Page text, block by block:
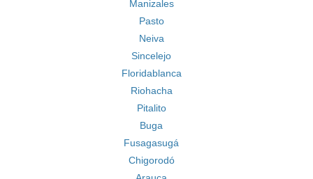
Manizales
Pasto
Neiva
Sincelejo
Floridablanca
Riohacha
Pitalito
Buga
Fusagasugá
Chigorodó